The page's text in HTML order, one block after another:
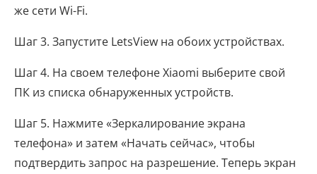
же сети Wi-Fi.
Шаг 3. Запустите LetsView на обоих устройствах.
Шаг 4. На своем телефоне Xiaomi выберите свой
ПК из списка обнаруженных устройств.
Шаг 5. Нажмите «Зеркалирование экрана
телефона» и затем «Начать сейчас», чтобы
подтвердить запрос на разрешение. Теперь экран